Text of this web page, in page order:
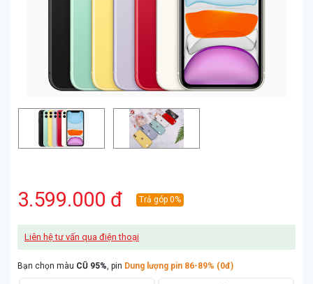
3.599.000 đ Trả góp 0%
Liên hệ tư vấn qua điện thoại
Bạn chọn màu CŨ 95% , pin Dung lượng pin 86-89% (0đ)